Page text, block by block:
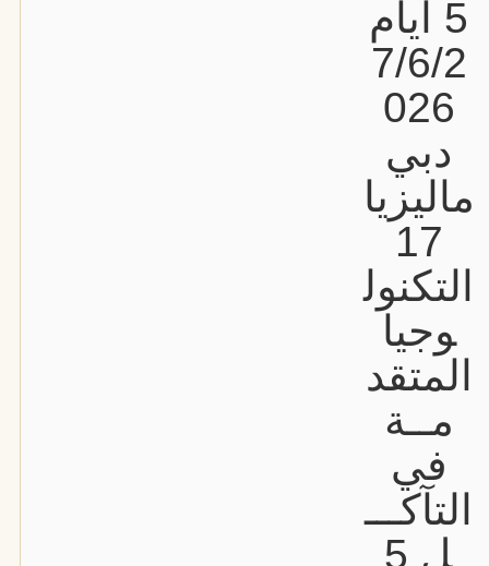
5 أيام
7/6/2
026
دبي
ماليزيا
17
التكنول
وجيا
المتقد
مــة
في
التآكـــ
ل 5